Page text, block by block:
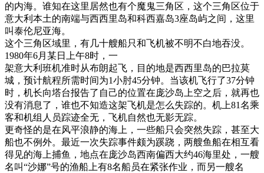
的内海。谁知在这里居然也有个魔鬼三角区，这个三角区位于
意大利本土的南端与西西里岛和科西嘉岛3座岛屿之间，这里
叫泰伦尼亚海。
这个三角区域里，有几十艘船只和飞机被不明不白地吞没。
1980年6月某日上午8时，一
架意大利班机准时从布朗起飞，目的地是西西里岛的巴拉莫
城，预计航程所需时间为1小肘45分钟。当该机飞行了37分钟
时，机长向塔台报告了自己的位置在庞沙岛上空之后，就再也
没有消息了，谁也不知造这架飞机是怎么失踪的。机上81名乘
客和机组人员踪迹全无，飞机自然也无影无踪。
更奇怪的是在风平浪静的海上，一些船只会突然失踪，甚至大
船也不例外。最近一次失踪事件颇为蹊跷，两艘鱼船在相互看
得见的海上捕鱼，地点在庞沙岛西南偏西大约46海里处，一艘
名叫“沙娜”号的渔船上有8名船员在紧张作业，而另一艘名